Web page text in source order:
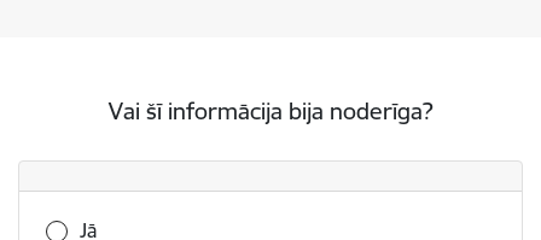
Vai šī informācija bija noderīga?
Vai šī informācija bija noderīga?
Jā